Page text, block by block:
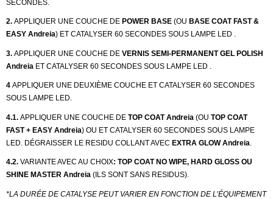
SECONDES.
2. APPLIQUER UNE COUCHE DE POWER BASE (OU BASE COAT FAST &
EASY Andreia) ET CATALYSER 60 SECONDES SOUS LAMPE LED .
3. APPLIQUER UNE COUCHE DE VERNIS SEMI-PERMANENT GEL POLISH
Andreia ET CATALYSER 60 SECONDES SOUS LAMPE LED .
4 APPLIQUER UNE DEUXIÈME COUCHE ET CATALYSER 60 SECONDES
SOUS LAMPE LED.
4.1. APPLIQUER UNE COUCHE DE TOP COAT Andreia (OU TOP COAT
FAST + EASY Andreia) OU ET CATALYSER 60 SECONDES SOUS LAMPE
LED. DÉGRAISSER LE RESIDU COLLANT AVEC EXTRA GLOW Andreia.
4.2. VARIANTE AVEC AU CHOIX: TOP COAT NO WIPE, HARD GLOSS OU
SHINE MASTER Andreia (ILS SONT SANS RESIDUS).
*LA DURÉE DE CATALYSE PEUT VARIER EN FONCTION DE L’ÉQUIPEMENT